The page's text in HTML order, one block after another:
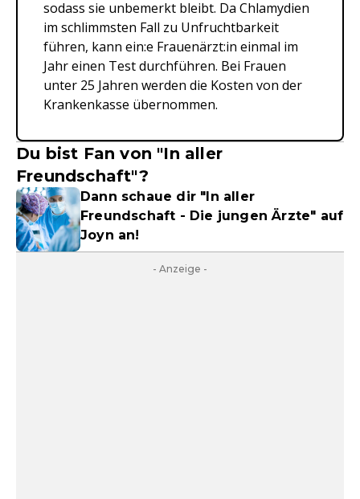
sodass sie unbemerkt bleibt. Da Chlamydien
im schlimmsten Fall zu Unfruchtbarkeit
führen, kann ein:e Frauenärzt:in einmal im
Jahr einen Test durchführen. Bei Frauen
unter 25 Jahren werden die Kosten von der
Krankenkasse übernommen.
Du bist Fan von "In aller
Freundschaft"?
Dann schaue dir "In aller
Freundschaft - Die jungen Ärzte" auf
Joyn an!
- Anzeige -